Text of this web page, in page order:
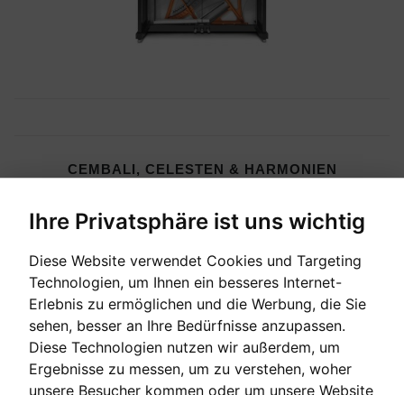
Ihre Privatsphäre ist uns wichtig
Diese Website verwendet Cookies und Targeting
Technologien, um Ihnen ein besseres Internet-
Erlebnis zu ermöglichen und die Werbung, die Sie
sehen, besser an Ihre Bedürfnisse anzupassen.
Diese Technologien nutzen wir außerdem, um
Ergebnisse zu messen, um zu verstehen, woher
unsere Besucher kommen oder um unsere Website
CEMBALI, CELESTEN & HARMONIEN